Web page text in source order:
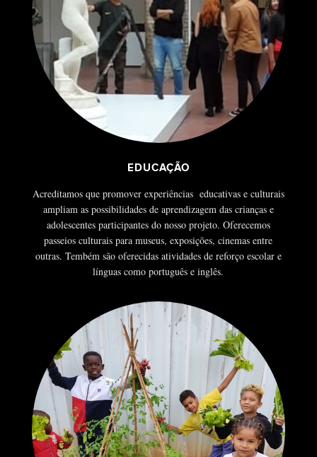
EDUCAÇÃO
Acreditamos que promover experiências educativas e culturais
ampliam as possibilidades de aprendizagem das crianças e
adolescentes participantes do nosso projeto. Oferecemos
passeios culturais para museus, exposições, cinemas entre
outras. Tembém são oferecidas atividades de reforço escolar e
línguas como português e inglês.